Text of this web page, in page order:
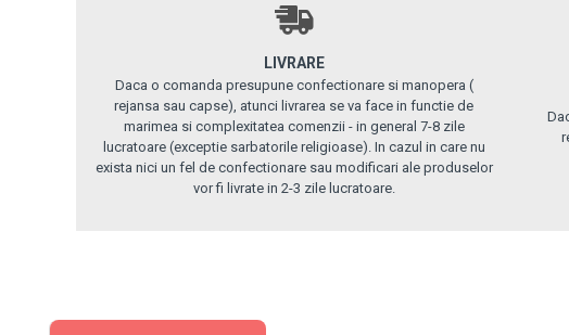
LIVRARE
Daca o comanda presupune confectionare si manopera (
rejansa sau capse), atunci livrarea se va face in functie de
marimea si complexitatea comenzii - in general 7-8 zile
lucratoare (exceptie sarbatorile religioase). In cazul in care nu
exista nici un fel de confectionare sau modificari ale produselor
vor fi livrate in 2-3 zile lucratoare.